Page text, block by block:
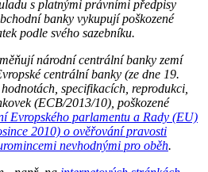
s platnými právními předpisy
banky vykupují poškozené
podle svého sazebníku.
národní centrální banky zemí
centrální banky (ze dne 19.
specifikacích, reprodukci,
(ECB/2013/10), poškozené
Evropského parlamentu a Rady (EU)
2010) o ověřování pravosti
nevhodnými pro oběh.